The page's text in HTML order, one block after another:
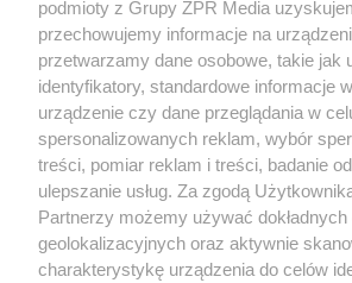
wleci do twojego
podmioty z Grupy ZPR Media
przechowujemy informacje na
przetwarzamy dane osobowe, takie jak
identyfikatory, standardowe informacje
urządzenie czy dane przeglądania w
spersonalizowanych reklam, wybór
treści, pomiar reklam i treści, badanie
ulepszanie usług. Za zgodą
Partnerzy możemy używać
geolokalizacyjnych oraz aktywnie
charakterystykę urządzenia do celów